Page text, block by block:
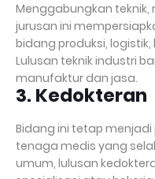
Menggabungkan
jurusan ini
bidang produksi,
Lulusan teknik industri
manufaktur dan jasa.
3. Kedokteran
Bidang ini tetap
tenaga medis yang
umum, lulusan